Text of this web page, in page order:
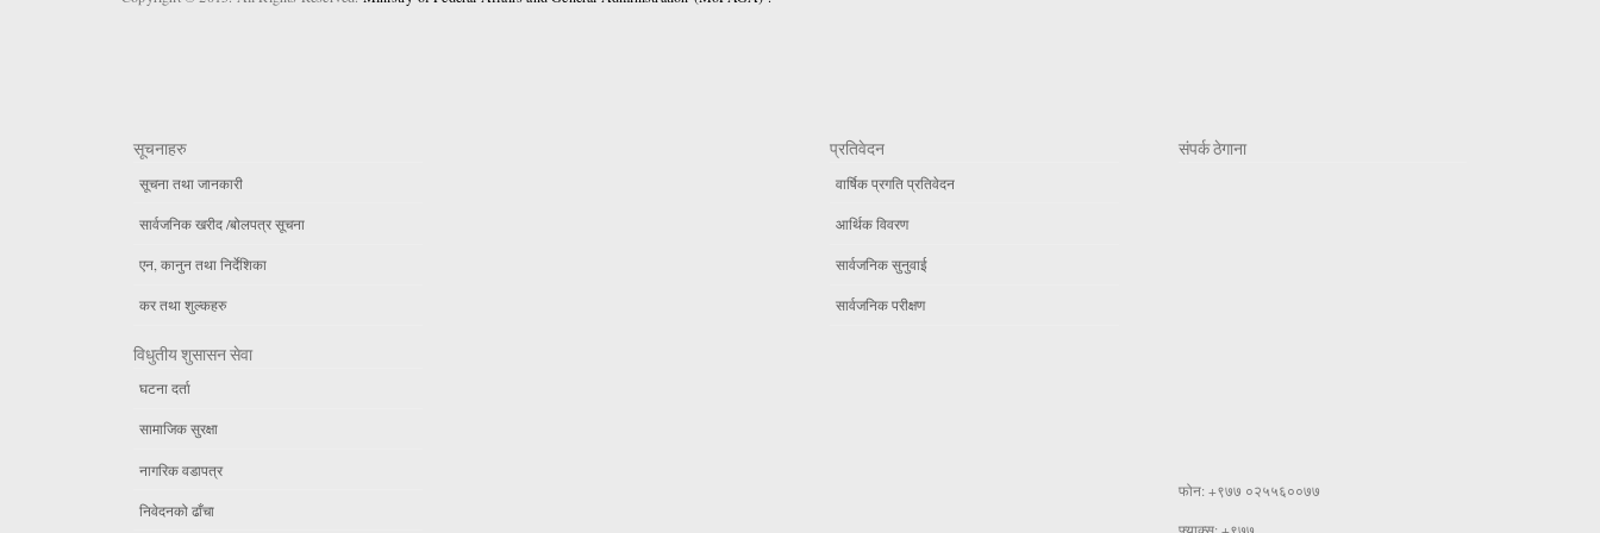
सूचनाहरु
सूचना तथा जानकारी
सार्वजनिक खरीद /बोलपत्र सूचना
एन, कानुन तथा निर्देशिका
कर तथा शुल्कहरु
विधुतीय शुसासन सेवा
घटना दर्ता
सामाजिक सुरक्षा
नागरिक वडापत्र
निवेदनको ढाँचा
प्रतिवेदन
वार्षिक प्रगति प्रतिवेदन
आर्थिक विवरण
सार्वजनिक सुनुवाई
सार्वजनिक परीक्षण
संपर्क ठेगाना
फोन: +९७७ ०२५५६००७७
फ्याक्स: +९७७